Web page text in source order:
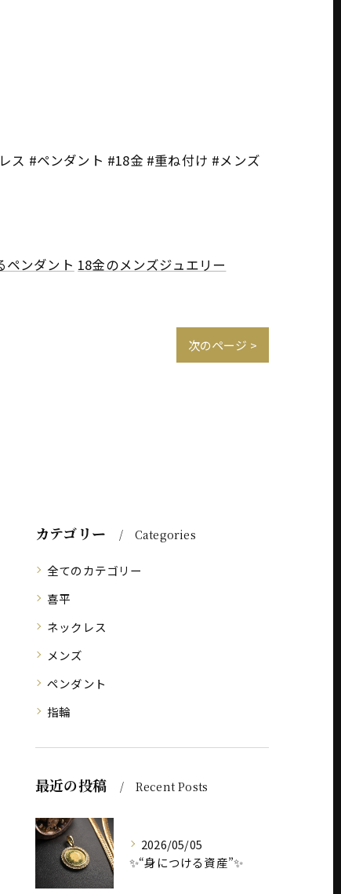
ス #ペンダント #18金 #重ね付け #メンズ
ペンダント 18金のメンズジュエリー
次のページ >
カテゴリー Categories
全てのカテゴリー
喜平
ネックレス
メンズ
ペンダント
指輪
最近の投稿 Recent Posts
2026/05/05
✨“身につける資産”✨